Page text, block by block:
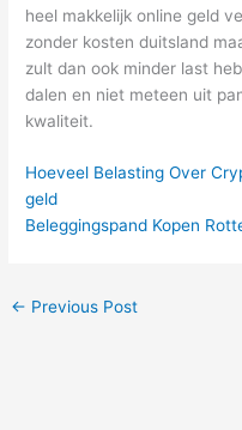
heel makkelijk online geld
zonder kosten duitsland
zult dan ook minder last
dalen en niet meteen uit
kwaliteit.
Hoeveel Belasting Over
geld
Beleggingspand Kopen
← Previous Post